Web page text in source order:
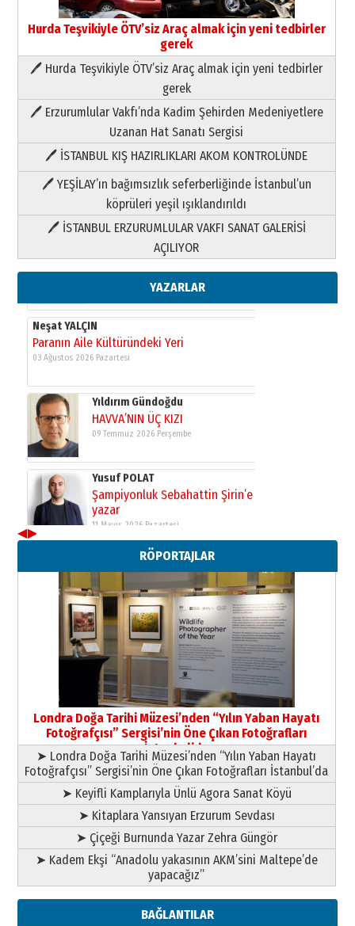
Hurda Teşvikiyle ÖTV’siz Araç almak için yeni tedbirler
gerek
🖊 Hurda Teşvikiyle ÖTV’siz Araç almak için yeni tedbirler
gerek
🖊 Erzurumlular Vakfı’nda Kadim Şehirden Medeniyetlere
Uzanan Hat Sanatı Sergisi
🖊 İSTANBUL KIŞ HAZIRLIKLARI AKOM KONTROLÜNDE
🖊 YEŞİLAY’ın bağımsızlık seferberliğinde İstanbul’un
köprüleri yeşil ışıklandırıldı
🖊 İSTANBUL ERZURUMLULAR VAKFI SANAT GALERİSİ
AÇILIYOR
YAZARLAR
Paranın Aile Kültüründeki Yeri
03 Ağustos 2026 Pazartesi
Yıldırım Gündoğdu
HAVVA’NIN ÜÇ KIZI
09 Temmuz 2026 Perşembe
Yusuf POLAT
Şampiyonluk Sebahattin Şirin’e
yazar
11 Mayıs 2026 Pazartesi
Neşat YALÇIN
Paranın Aile Kültüründeki Yeri
03 Ağustos 2026 Pazartesi
Yıldırım Gündoğdu
HAVVA’NIN ÜÇ KIZI
09 Temmuz 2026 Perşembe
Yusuf POLAT
Şampiyonluk Sebahattin Şirin’e
yazar
11 Mayıs 2026 Pazartesi
Neşat YALÇIN
Paranın Aile Kültüründeki Yeri
03 Ağustos 2026 Pazartesi
Yıldırım Gündoğdu
HAVVA’NIN ÜÇ KIZI
09 Temmuz 2026 Perşembe
Yusuf POLAT
Şampiyonluk Sebahattin Şirin’e
yazar
11 Mayıs 2026 Pazartesi
◀▶
RÖPORTAJLAR
Londra Doğa Tarihi Müzesi’nden “Yılın Yaban Hayatı
Fotoğrafçısı” Sergisi’nin Öne Çıkan Fotoğrafları
İstanbul’da
➤ Londra Doğa Tarihi Müzesi’nden “Yılın Yaban Hayatı
Fotoğrafçısı” Sergisi’nin Öne Çıkan Fotoğrafları İstanbul’da
➤ Keyifli Kamplarıyla Ünlü Agora Sanat Köyü
➤ Kitaplara Yansıyan Erzurum Sevdası
➤ Çiçeği Burnunda Yazar Zehra Güngör
➤ Kadem Ekşi “Anadolu yakasının AKM’sini Maltepe’de
yapacağız”
BAĞLANTILAR